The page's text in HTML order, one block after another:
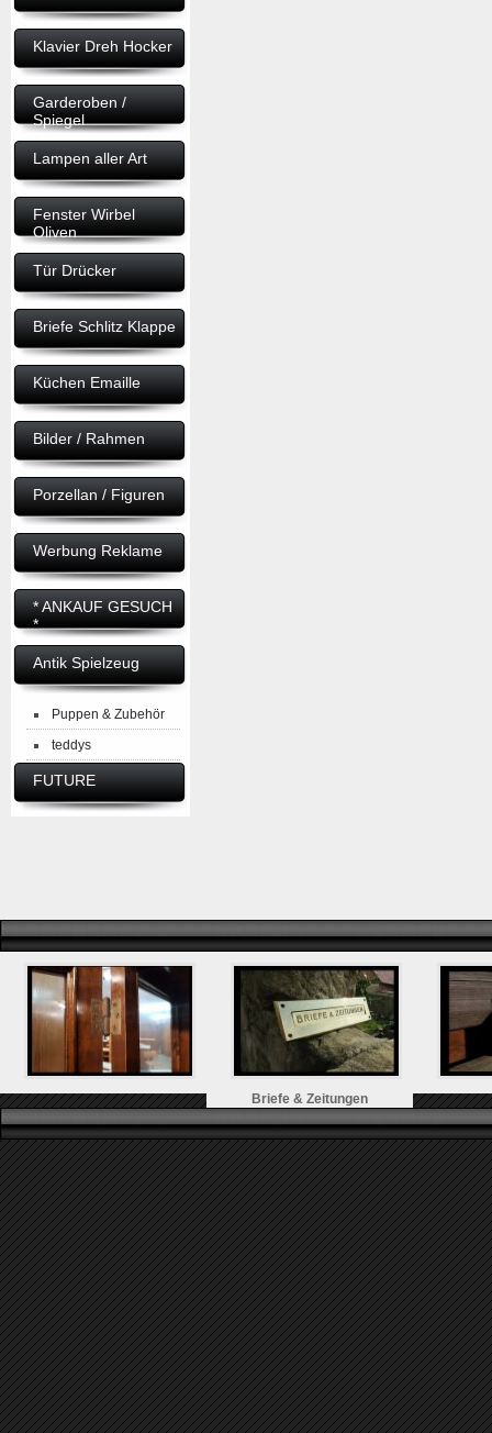
Klavier Dreh Hocker
Garderoben /
Spiegel
Lampen aller Art
Fenster Wirbel
Oliven
Tür Drücker
Briefe Schlitz Klappe
Küchen Emaille
Bilder / Rahmen
Porzellan / Figuren
Werbung Reklame
* ANKAUF GESUCH
*
Antik Spielzeug
Puppen & Zubehör
teddys
FUTURE
Briefe & Zeitungen